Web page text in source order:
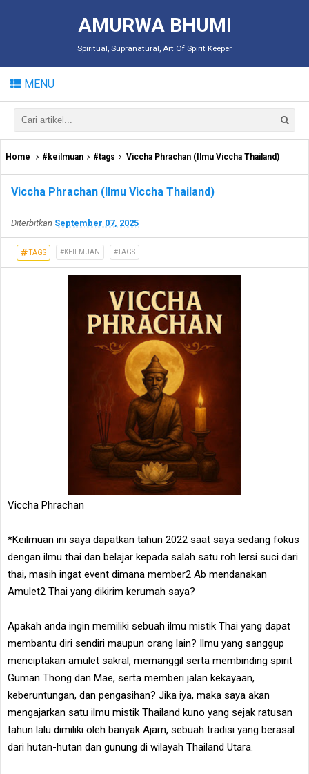
AMURWA BHUMI
Spiritual, Supranatural, Art Of Spirit Keeper
MENU
Home #keilmuan #tags Viccha Phrachan (Ilmu Viccha Thailand)
Viccha Phrachan (Ilmu Viccha Thailand)
Diterbitkan September 07, 2025
TAGS #KEILMUAN #TAGS
Viccha Phrachan
*Keilmuan ini saya dapatkan tahun 2022 saat saya sedang fokus
dengan ilmu thai dan belajar kepada salah satu roh lersi suci dari
thai, masih ingat event dimana member2 Ab mendanakan
Amulet2 Thai yang dikirim kerumah saya?
Apakah anda ingin memiliki sebuah ilmu mistik Thai yang dapat
membantu diri sendiri maupun orang lain? Ilmu yang sanggup
menciptakan amulet sakral, memanggil serta membinding spirit
Guman Thong dan Mae, serta memberi jalan kekayaan,
keberuntungan, dan pengasihan? Jika iya, maka saya akan
mengajarkan satu ilmu mistik Thailand kuno yang sejak ratusan
tahun lalu dimiliki oleh banyak Ajarn, sebuah tradisi yang berasal
dari hutan-hutan dan gunung di wilayah Thailand Utara.